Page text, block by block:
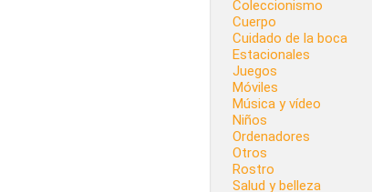
Coleccionismo
Cuerpo
Cuidado de la boca
Estacionales
Juegos
Móviles
Música y vídeo
Niños
Ordenadores
Otros
Rostro
Salud y belleza